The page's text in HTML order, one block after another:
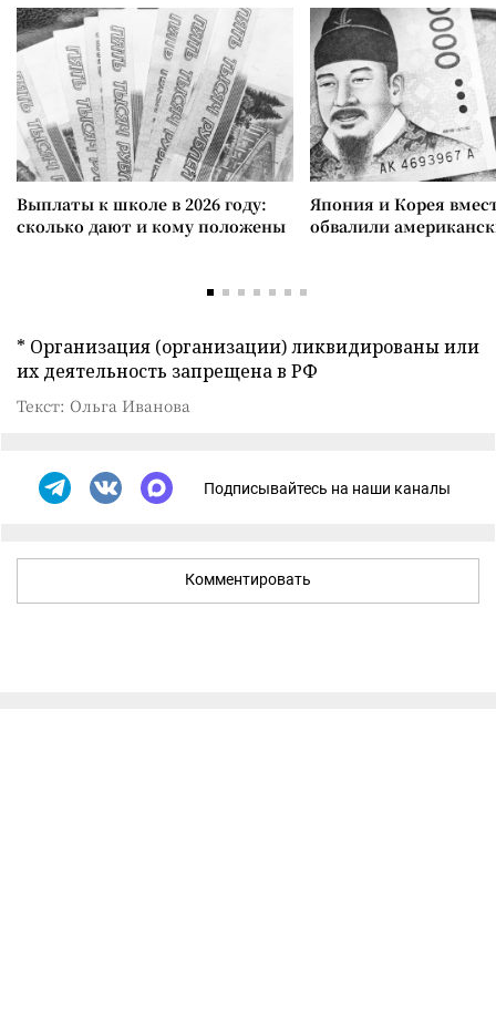
Выплаты к школе в 2026 году:
сколько дают и кому положены
Япония и Корея
обвалили
* Организация (организации) ликвидированы или
их деятельность запрещена в РФ
Текст: Ольга Иванова
Подписывайтесь на наши каналы
Комментировать